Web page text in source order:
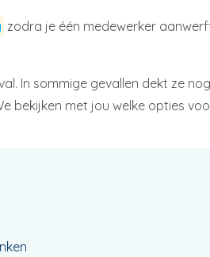
zodra je één medewerker
In sommige gevallen dekt ze
bekijken met jou welke opties